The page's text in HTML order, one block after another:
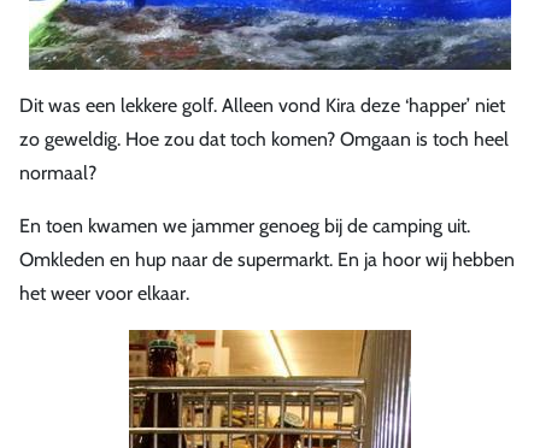
Dit was een lekkere golf. Alleen vond Kira deze ‘happer’ niet
zo geweldig. Hoe zou dat toch komen? Omgaan is toch heel
normaal?
En toen kwamen we jammer genoeg bij de camping uit.
Omkleden en hup naar de supermarkt. En ja hoor wij hebben
het weer voor elkaar.